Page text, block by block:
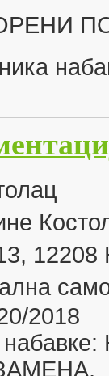
12208
/2018